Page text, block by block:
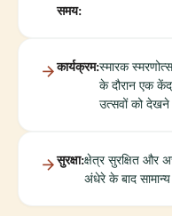
समय:
कार्यक्रम:स्मारक
के दौरान एक
उत्सवों को देखने
सुरक्षा:क्षेत्र सुरक्षित और
अंधेरे के बाद